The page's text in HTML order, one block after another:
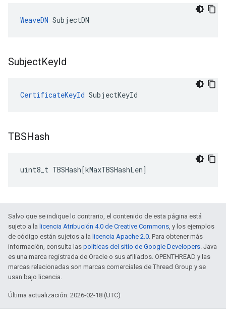
WeaveDN SubjectDN
SubjectKeyId
CertificateKeyId SubjectKeyId
TBSHash
uint8_t TBSHash[kMaxTBSHashLen]
Salvo que se indique lo contrario, el contenido de esta página está
sujeto a la licencia Atribución 4.0 de Creative Commons, y los ejemplos
de código están sujetos a la licencia Apache 2.0. Para obtener más
información, consulta las políticas del sitio de Google Developers. Java
es una marca registrada de Oracle o sus afiliados. OPENTHREAD y las
marcas relacionadas son marcas comerciales de Thread Group y se
usan bajo licencia.
Última actualización: 2026-02-18 (UTC)